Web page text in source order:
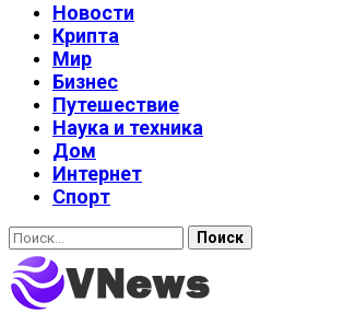
Новости
Крипта
Мир
Бизнес
Путешествие
Наука и техника
Дом
Интернет
Спорт
Найти: